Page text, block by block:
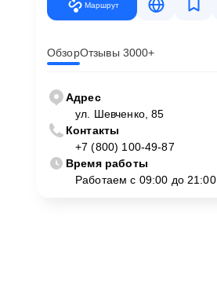
Маршрут
ОбзорОтзывы 3000+
Адрес
ул. Шевченко, 85
Контакты
+7 (800) 100-49-87
Время работы
Работаем с 09:00 до 21:00